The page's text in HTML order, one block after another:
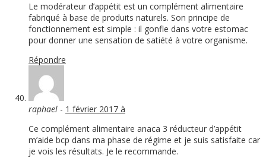
Le modérateur d’appétit est un complément alimentaire
fabriqué à base de produits naturels. Son principe de
fonctionnement est simple : il gonfle dans votre estomac
pour donner une sensation de satiété à votre organisme.
Répondre
raphael - 1 février 2017 à
Ce complément alimentaire anaca 3 réducteur d’appétit
m’aide bcp dans ma phase de régime et je suis satisfaite car
je vois les résultats. Je le recommande.